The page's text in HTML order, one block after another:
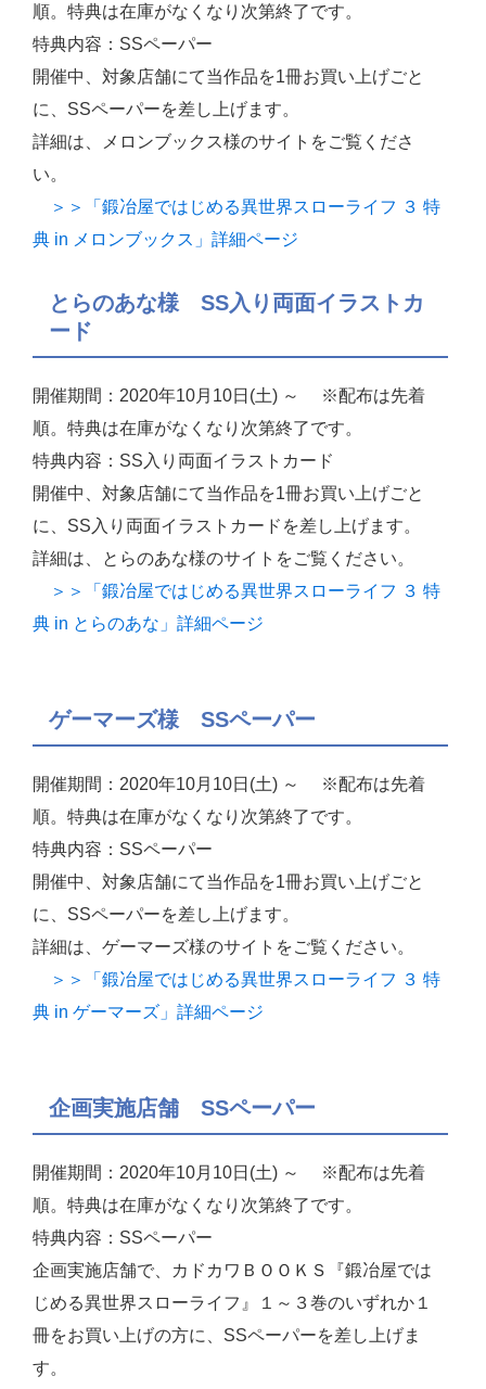
順。特典は在庫がなくなり次第終了です。
特典内容：SSペーパー
開催中、対象店舗にて当作品を1冊お買い上げごと
に、SSペーパーを差し上げます。
詳細は、メロンブックス様のサイトをご覧くださ
い。
＞＞「鍛冶屋ではじめる異世界スローライフ ３ 特
典 in メロンブックス」詳細ページ
とらのあな様 SS入り両面イラストカ
ード
開催期間：2020年10月10日(土) ～ ※配布は先着
順。特典は在庫がなくなり次第終了です。
特典内容：SS入り両面イラストカード
開催中、対象店舗にて当作品を1冊お買い上げごと
に、SS入り両面イラストカードを差し上げます。
詳細は、とらのあな様のサイトをご覧ください。
＞＞「鍛冶屋ではじめる異世界スローライフ ３ 特
典 in とらのあな」詳細ページ
ゲーマーズ様 SSペーパー
開催期間：2020年10月10日(土) ～ ※配布は先着
順。特典は在庫がなくなり次第終了です。
特典内容：SSペーパー
開催中、対象店舗にて当作品を1冊お買い上げごと
に、SSペーパーを差し上げます。
詳細は、ゲーマーズ様のサイトをご覧ください。
＞＞「鍛冶屋ではじめる異世界スローライフ ３ 特
典 in ゲーマーズ」詳細ページ
企画実施店舗 SSペーパー
開催期間：2020年10月10日(土) ～ ※配布は先着
順。特典は在庫がなくなり次第終了です。
特典内容：SSペーパー
企画実施店舗で、カドカワＢＯＯＫＳ『鍛冶屋では
じめる異世界スローライフ』１～３巻のいずれか１
冊をお買い上げの方に、SSペーパーを差し上げま
す。